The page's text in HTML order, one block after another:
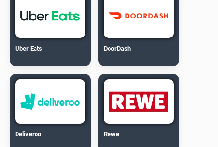
Uber Eats DoorDash
Deliveroo Rewe